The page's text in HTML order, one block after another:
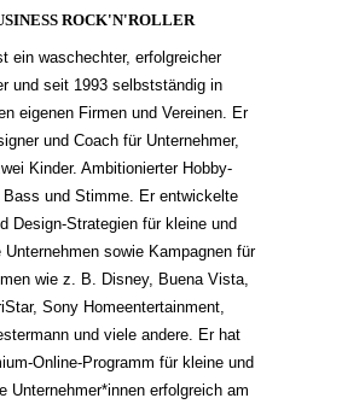
ROCK'N'ROLLER
ein waschechter, erfolgreicher
und seit 1993 selbstständig in
eigenen Firmen und Vereinen. Er
und Coach für Unternehmer,
Kinder. Ambitionierter Hobby-
Bass und Stimme. Er entwickelte
Design-Strategien für kleine und
sowie Kampagnen für
wie z. B. Disney, Buena Vista,
Sony Homeentertainment,
und viele andere. Er hat
Online-Programm für kleine und
Unternehmer*innen erfolgreich am